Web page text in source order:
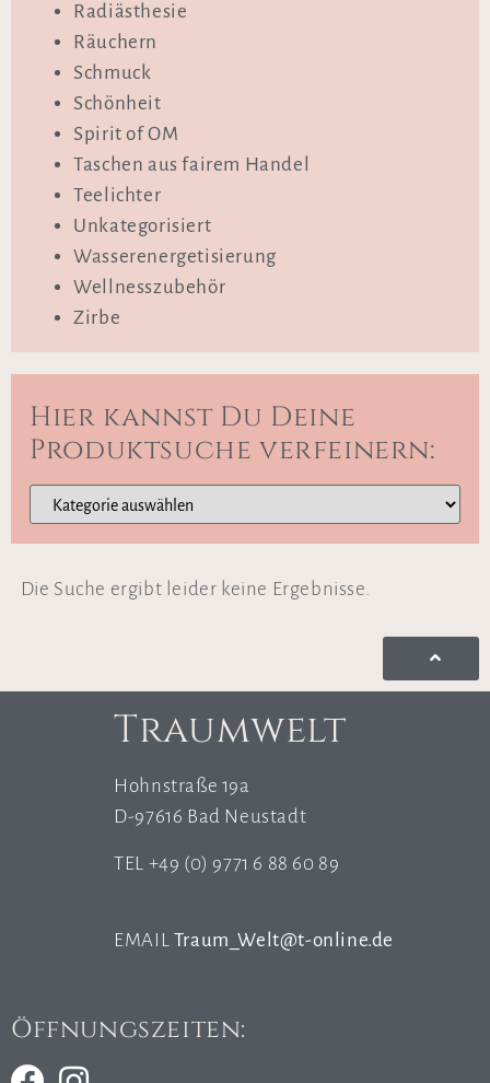
Radiästhesie
Räuchern
Schmuck
Schönheit
Spirit of OM
Taschen aus fairem Handel
Teelichter
Unkategorisiert
Wasserenergetisierung
Wellnesszubehör
Zirbe
Hier kannst Du Deine
Produktsuche verfeinern:
Die Suche ergibt leider keine Ergebnisse.
Traumwelt
Hohnstraße 19a
D-97616 Bad Neustadt
TEL +49 (0) 9771 6 88 60 89
EMAIL Traum_Welt@t-online.de
Öffnungszeiten: